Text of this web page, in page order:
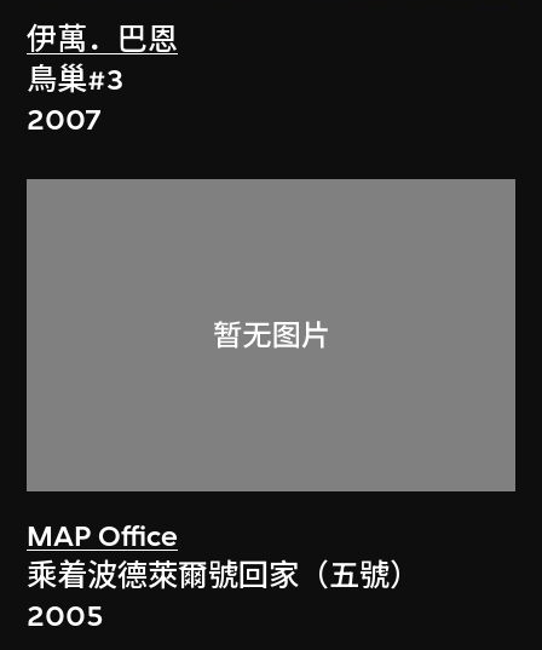
伊萬．巴恩
鳥巢#3
2007
MAP Office
乘着波德萊爾號回家（五號）
2005